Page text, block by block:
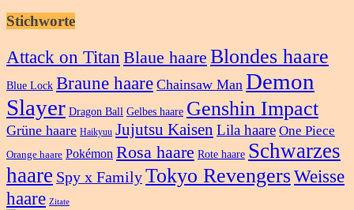
Stichworte
Attack on Titan Blaue haare Blondes haare
Blue Lock Braune haare Chainsaw Man Demon
Slayer Dragon Ball Gelbes haare Genshin Impact
Grüne haare Haikyuu Jujutsu Kaisen Lila haare One Piece
Orange haare Pokémon Rosa haare Rote haare Schwarzes
haare Spy x FamilyTokyo RevengersWeisse
haare Zitate